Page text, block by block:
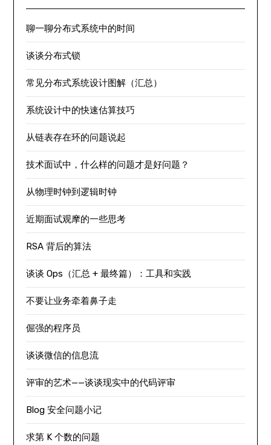
聊一聊分布式系统中的时间
谈谈分布式锁
常见分布式系统设计图解（汇总）
系统设计中的快速估算技巧
从链表存在环的问题说起
技术面试中，什么样的问题才是好问题？
从物理时钟到逻辑时钟
近期面试观摩的一些思考
RSA 背后的算法
谈谈 Ops（汇总 + 最终篇）：工具和实践
不要让业务牵着鼻子走
倔强的程序员
谈谈微信的信息流
评审的艺术——谈谈现实中的代码评审
Blog 安全问题小记
求第 K 个数的问题